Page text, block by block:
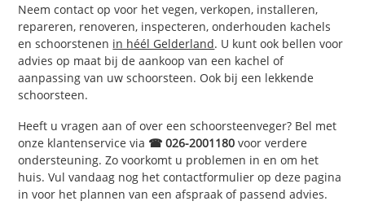
Neem contact op voor het vegen, verkopen, installeren,
repareren, renoveren, inspecteren, onderhouden kachels
en schoorstenen in héél Gelderland. U kunt ook bellen voor
advies op maat bij de aankoop van een kachel of
aanpassing van uw schoorsteen. Ook bij een lekkende
schoorsteen.
Heeft u vragen aan of over een schoorsteenveger? Bel met
onze klantenservice via ☎ 026-2001180 voor verdere
ondersteuning. Zo voorkomt u problemen in en om het
huis. Vul vandaag nog het contactformulier op deze pagina
in voor het plannen van een afspraak of passend advies.